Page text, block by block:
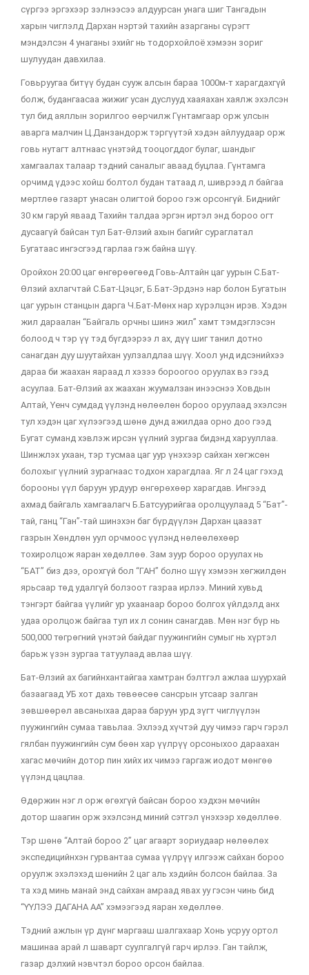
сүргээ эргэхээр зэлнээсээ алдуурсан унага шиг Тангадын
харын чиглэлд Дархан нэртэй тахийн азарганы сүрэгт
мэндэлсэн 4 унаганы эхийг нь тодорхойлоё хэмээн зориг
шулуудан давхилаа.
Говьруугаа битүү будан сууж алсын бараа 1000м-т харагдахгүй
болж, будангаасаа жижиг усан дуслууд хааяахан хаялж эхэлсэн
тул бид аяллын зорилгоо өөрчилж Гүнтамгаар орж улсын
аварга малчин Ц.Данзандорж тэргүүтэй хэдэн айлуудаар орж
говь нутагт алтнаас үнэтэйд тооцогддог булаг, шандыг
хамгаалах талаар тэдний саналыг аваад буцлаа. Гүнтамга
орчимд үдээс хойш болтол будан татаад л, шиврээд л байгаа
мөртлөө газарт унасан олигтой бороо гэж орсонгүй. Биднийг
30 км гаруй яваад Тахийн талдаа эргэн иртэл энд бороо огт
дусаагүй байсан тул Бат-Өлзий ахын багийг сураглатал
Бугатаас ингэсгээд гарлаа гэж байна шүү.
Оройхон 20:00 цаг өнгөрөөгөөд Говь-Алтайн цаг уурын С.Бат-
Өлзий ахлагчтай С.Бат-Цэцэг, Б.Бат-Эрдэнэ нар болон Бугатын
цаг уурын станцын дарга Ч.Бат-Мөнх нар хүрэлцэн ирэв. Хэдэн
жил дараалан “Байгаль орчны шинэ жил” хамт тэмдэглэсэн
болоод ч тэр үү тэд бүгдээрээ л ах, дүү шиг танил дотно
санагдан дуу шуутайхан уулзалдлаа шүү. Хоол унд идсэнийхээ
дараа би жаахан яараад л хэзээ бороогоо оруулах вэ гээд
асуулаа. Бат-Өлзий ах жаахан жуумалзан инээснээ Ховдын
Алтай, Үенч сумдад үүлэнд нөлөөлөн бороо оруулаад эхэлсэн
тул хэдэн цаг хүлээгээд шөнө дунд ажилдаа орно доо гээд
Бугат суманд хэвлэж ирсэн үүлний зургаа бидэнд харууллаа.
Шинжлэх ухаан, тэр тусмаа цаг уур үнэхээр сайхан хөгжсөн
болохыг үүлний зурагнаас тодхон харагдлаа. Яг л 24 цаг гэхэд
борооны үүл баруун урдуур өнгөрөхөөр харагдав. Ингээд
ахмад байгаль хамгаалагч Б.Батсуурийгаа оролцуулаад 5 “Бат”-
тай, ганц “Ган”-тай шинэхэн баг бүрдүүлэн Дархан цаазат
газрын Хөндлөн уул орчмоос үүлэнд нөлөөлөхөөр
тохиролцож яаран хөдөллөө. Зам зуур бороо оруулах нь
“БАТ” биз дээ, орохгүй бол “ГАН” болно шүү хэмээн хөгжилдөн
ярьсаар төд удалгүй болзоот газраа ирлээ. Миний хувьд
тэнгэрт байгаа үүлийг ур ухаанаар бороо болгох үйлдэлд анх
удаа оролцож байгаа тул их л сонин санагдав. Мөн нэг бүр нь
500,000 төгрөгний үнэтэй байдаг пуужингийн сумыг нь хүртэл
барьж үзэн зургаа татуулаад авлаа шүү.
Бат-Өлзий ах багийнхантайгаа хамтран бэлтгэл ажлаа шуурхай
базаагаад УБ хот дахь төвөөсөө сансрын утсаар залган
зөвшөөрөл авсаныхаа дараа баруун урд зүгт чиглүүлэн
пуужингийн сумаа тавьлаа. Эхлээд хүчтэй дуу чимээ гарч гэрэл
гялбан пуужингийн сум бөөн хар үүлрүү орсоныхоо дараахан
хагас мөчийн дотор пин хийх их чимээ гаргаж иодот мөнгөө
үүлэнд цацлаа.
Өдөржин нэг л орж өгөхгүй байсан бороо хэдхэн мөчийн
дотор шаагин орж эхэлсэнд миний сэтгэл үнэхээр хөдөллөө.
Тэр шөнө “Алтай бороо 2” цаг агаарт зориудаар нөлөөлөх
экспедицийнхэн гурвантаа сумаа үүлрүү илгээж сайхан бороо
оруулж эхэлэхэд шөнийн 2 цаг аль хэдийн болсон байлаа. За
та хэд минь манай энд сайхан амраад явах уу гэсэн чинь бид
“ҮҮЛЭЭ ДАГАНА АА” хэмээгээд яаран хөдөллөө.
Тэдний ажлын үр дүнг маргааш шалгахаар Хонь усруу ортол
машинаа арай л шаварт суулгалгүй гарч ирлээ. Ган тайлж,
газар дэлхий нэвчтэл бороо орсон байлаа.